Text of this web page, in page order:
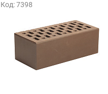
Код: 7398